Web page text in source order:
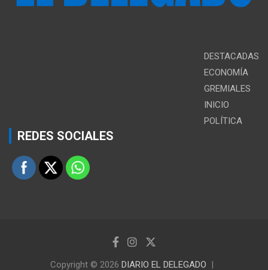
DESTACADAS
ECONOMÍA
GREMIALES
INICIO
POLÍTICA
REDES SOCIALES
Copyright © 2026 DIARIO EL DELEGADO